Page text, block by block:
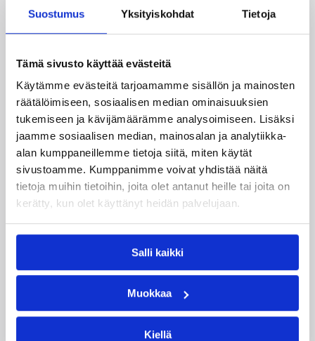
Suostumus Yksityiskohdat Tietoja
Tämä sivusto käyttää evästeitä
Käytämme evästeitä tarjoamamme sisällön ja mainosten
räätälöimiseen, sosiaalisen median ominaisuuksien
tukemiseen ja kävijämäärämme analysoimiseen. Lisäksi
jaamme sosiaalisen median, mainosalan ja analytiikka-
alan kumppaneillemme tietoja siitä, miten käytät
sivustoamme. Kumppanimme voivat yhdistää näitä
tietoja muihin tietoihin, joita olet antanut heille tai joita on
kerätty, kun olet käyttänyt heidän palvelujaan.
Salli kaikki
Muokkaa
Kiellä
Suomea edustavat 3×3-
joukkueet aloittivat Nordic Cup
-urakkansa Kööpenhaminassa
Naisten joukkue nappasi avauspäivänä kaksi
voittoa neljästä ottelustaan, kun taas miesten
joukkue haastoi vastustajiaan tiukoissa
kamppailuissa, mutta jäi tällä kertaa ilman
voittoja.